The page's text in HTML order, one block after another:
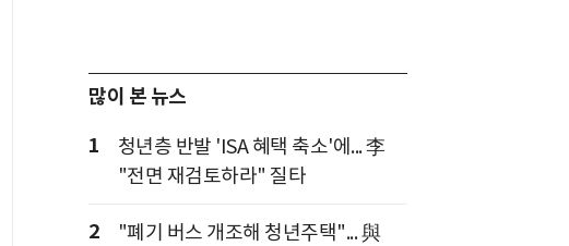
많이 본 뉴스
1
청년층 반발 'ISA 혜택 축소'에... 李
"전면 재검토하라" 질타
2
"폐기 버스 개조해 청년주택"... 與